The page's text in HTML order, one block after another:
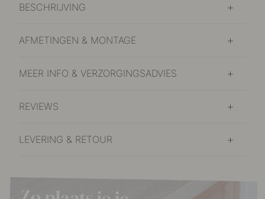
BESCHRIJVING
AFMETINGEN & MONTAGE
MEER INFO & VERZORGINGSADVIES
REVIEWS
LEVERING & RETOUR